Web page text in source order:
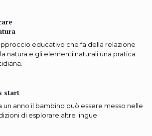
educativo che fa della relazione
natura e gli elementi naturali una pratica
start
un anno il bambino può essere messo nelle
di esplorare altre lingue.